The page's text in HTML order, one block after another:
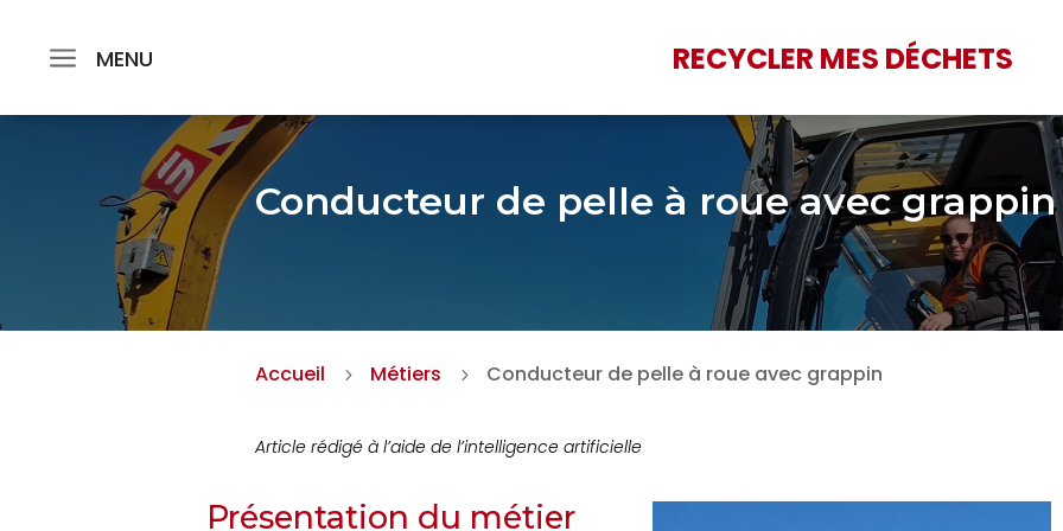
MENU RECYCLER MES DÉCHETS
Conducteur de pelle à roue avec grappin
Accueil 5 Métiers 5 Conducteur de pelle à roue avec grappin
Article rédigé à l’aide de l’intelligence artificielle
Présentation du métier